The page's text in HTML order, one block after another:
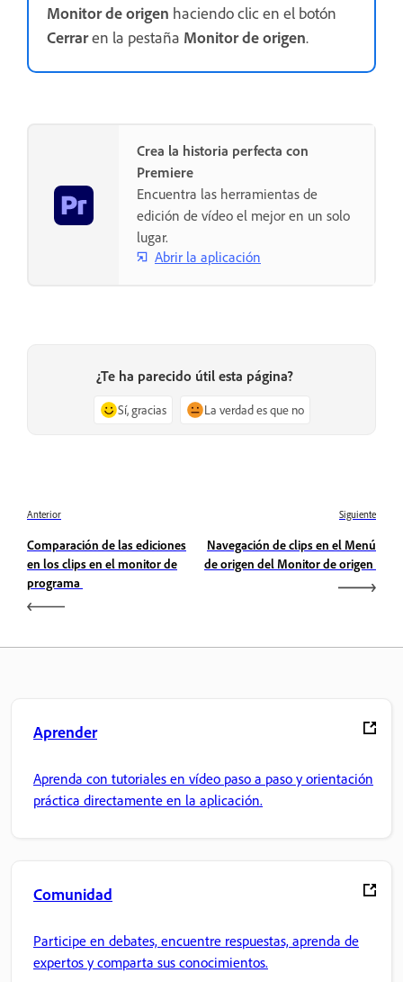
Monitor de origen haciendo clic en el botón
Cerraren la pestaña Monitor de origen.
Crea la historia perfecta con
Premiere
Encuentra las herramientas de
edición de vídeo el mejor en un solo
lugar.
Abrir la aplicación
¿Te ha parecido útil esta página?
Sí, gracias La verdad es que no
Anterior
Comparación de las ediciones
en los clips en el monitor de
programa
Siguiente
Navegación de clips en el Menú
de origen del Monitor de origen
Aprender
Aprenda con tutoriales en vídeo paso a paso y orientación
práctica directamente en la aplicación.
Comunidad
Participe en debates, encuentre respuestas, aprenda de
expertos y comparta sus conocimientos.